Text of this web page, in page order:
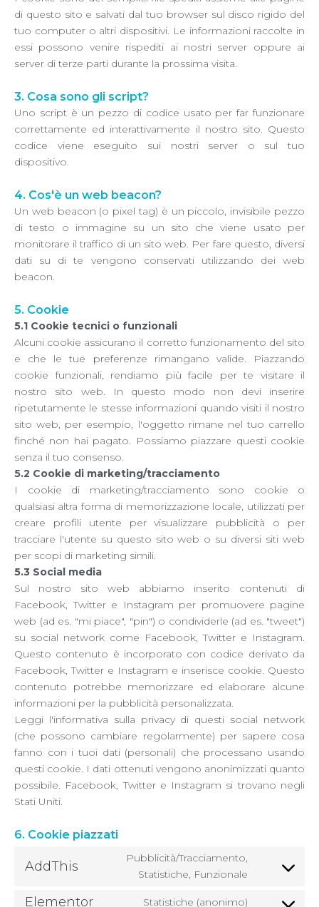
di questo sito e salvati dal tuo browser sul disco rigido del
tuo computer o altri dispositivi. Le informazioni raccolte in
essi possono venire rispediti ai nostri server oppure ai
server di terze parti durante la prossima visita.
3. Cosa sono gli script?
Uno script è un pezzo di codice usato per far funzionare
correttamente ed interattivamente il nostro sito. Questo
codice viene eseguito sui nostri server o sul tuo
dispositivo.
4. Cos'è un web beacon?
Un web beacon (o pixel tag) è un piccolo, invisibile pezzo
di testo o immagine su un sito che viene usato per
monitorare il traffico di un sito web. Per fare questo, diversi
dati su di te vengono conservati utilizzando dei web
beacon.
5. Cookie
5.1 Cookie tecnici o funzionali
Alcuni cookie assicurano il corretto funzionamento del sito
e che le tue preferenze rimangano valide. Piazzando
cookie funzionali, rendiamo più facile per te visitare il
nostro sito web. In questo modo non devi inserire
ripetutamente le stesse informazioni quando visiti il nostro
sito web, per esempio, l'oggetto rimane nel tuo carrello
finché non hai pagato. Possiamo piazzare questi cookie
senza il tuo consenso.
5.2 Cookie di marketing/tracciamento
I cookie di marketing/tracciamento sono cookie o
qualsiasi altra forma di memorizzazione locale, utilizzati per
creare profili utente per visualizzare pubblicità o per
tracciare l'utente su questo sito web o su diversi siti web
per scopi di marketing simili.
5.3 Social media
Sul nostro sito web abbiamo inserito contenuti di
Facebook, Twitter e Instagram per promuovere pagine
web (ad es. "mi piace", "pin") o condividerle (ad es. "tweet")
su social network come Facebook, Twitter e Instagram.
Questo contenuto è incorporato con codice derivato da
Facebook, Twitter e Instagram e inserisce cookie. Questo
contenuto potrebbe memorizzare ed elaborare alcune
informazioni per la pubblicità personalizzata.
Leggi l'informativa sulla privacy di questi social network
(che possono cambiare regolarmente) per sapere cosa
fanno con i tuoi dati (personali) che processano usando
questi cookie. I dati ottenuti vengono anonimizzati quanto
possibile. Facebook, Twitter e Instagram si trovano negli
Stati Uniti.
6. Cookie piazzati
AddThis
Pubblicità/Tracciamento,
Statistiche, Funzionale
Elementor Statistiche (anonimo)